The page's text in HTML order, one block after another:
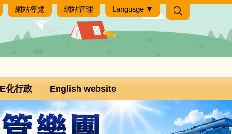
網站導覽 網站管理 Language ▼
E化行政 English website